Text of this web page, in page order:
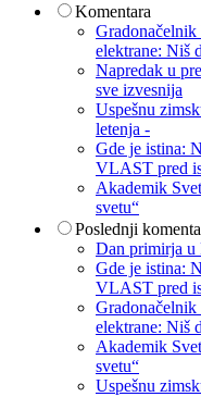
Komentara
elektrane: Niš
Napredak u
sve izvesnija
Uspešnu
letenja -
Gde je istina:
VLAST pred
Akademik
svetu“
Poslednji
Dan primirja u
Gde je istina:
VLAST pred
elektrane: Niš
Akademik
svetu“
Uspešnu